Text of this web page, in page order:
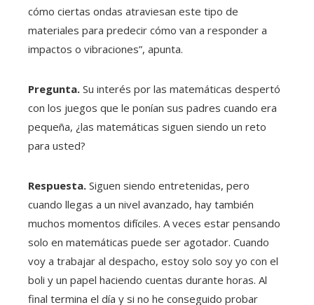
cómo ciertas ondas atraviesan este tipo de
materiales para predecir cómo van a responder a
impactos o vibraciones”, apunta.
Pregunta. Su interés por las matemáticas despertó
con los juegos que le ponían sus padres cuando era
pequeña, ¿las matemáticas siguen siendo un reto
para usted?
Respuesta. Siguen siendo entretenidas, pero
cuando llegas a un nivel avanzado, hay también
muchos momentos difíciles. A veces estar pensando
solo en matemáticas puede ser agotador. Cuando
voy a trabajar al despacho, estoy solo soy yo con el
boli y un papel haciendo cuentas durante horas. Al
final termina el día y si no he conseguido probar